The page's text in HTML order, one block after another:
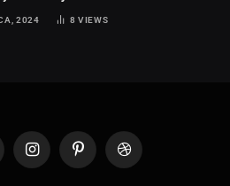
2024 8 VIEWS
InstagramPinterestDribbble